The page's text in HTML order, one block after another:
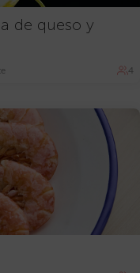
de queso y
4